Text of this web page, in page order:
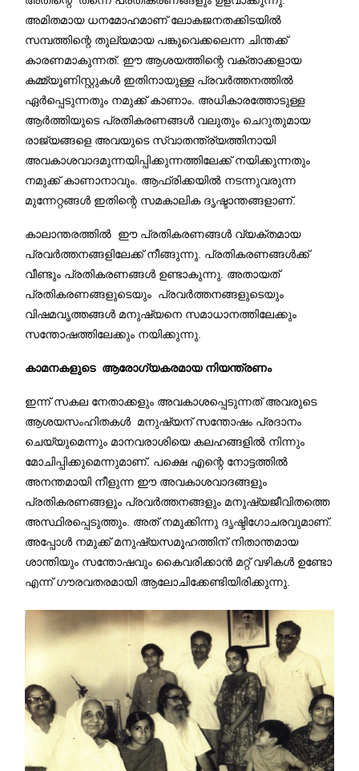
അമിതമായ ധനമോഹമാണ് ലോകജനതക്കിടയില്‍
സമ്പത്തിന്റെ തുല്യമായ പങ്കുവെക്കലെന്ന ചിന്തക്ക്
കാരണമാകുന്നത്. ഈ ആശയത്തിന്റെ വക്താക്കളായ
കമ്മ്യൂണിസ്റ്റുകള്‍ ഇതിനായുള്ള പ്രവര്‍ത്തനത്തില്‍
ഏര്‍പ്പെടുന്നതും നമുക്ക് കാണാം. അധികാരത്തോടുള്ള
ആര്‍ത്തിയുടെ പ്രതികരണങ്ങള്‍ വലുതും ചെറുതുമായ
രാജ്യങ്ങളെ അവയുടെ സ്വാതന്ത്ര്യത്തിനായി
അവകാശവാദമുന്നയിപ്പിക്കുന്നത്തിലേക്ക് നയിക്കുന്നതും
നമുക്ക് കാണാനാവും. ആഫ്രിക്കയില്‍ നടന്നുവരുന്ന
മുന്നേറ്റങ്ങള്‍ ഇതിന്റെ സമകാലിക ദൃഷ്ടാന്തങ്ങളാണ്.
കാലാന്തരത്തില്‍ ഈ പ്രതികരണങ്ങള്‍ വ്യക്തമായ
പ്രവര്‍ത്തനങ്ങളിലേക്ക് നീങ്ങുന്നു. പ്രതികരണങ്ങള്‍ക്ക്
വീണ്ടും പ്രതികരണങ്ങള്‍ ഉണ്ടാകുന്നു. അതായത്
പ്രതികരണങ്ങളുടെയും പ്രവര്‍ത്തനങ്ങളുടെയും
വിഷമവൃത്തങ്ങള്‍ മനുഷ്യനെ സമാധാനത്തിലേക്കും
സന്തോഷത്തിലേക്കും നയിക്കുന്നു.
കാമനകളുടെ ആരോഗ്യകരമായ നിയന്ത്രണം
ഇന്ന് സകല നേതാക്കളും അവകാശപ്പെടുന്നത് അവരുടെ
ആശയസംഹിതകള്‍ മനുഷ്യന് സന്തോഷം പ്രദാനം
ചെയ്യുമെന്നും മാനവരാശിയെ കലഹങ്ങളില്‍ നിന്നും
മോചിപ്പിക്കുമെന്നുമാണ്. പക്ഷെ എന്റെ നോട്ടത്തില്‍
അനന്തമായി നീളുന്ന ഈ അവകാശവാദങ്ങളും
പ്രതികരണങ്ങളും പ്രവര്‍ത്തനങ്ങളും മനുഷ്യജീവിതത്തെ
അസ്ഥിരപ്പെടുത്തും. അത് നമുക്കിന്നു ദൃഷ്ടിഗോചരവുമാണ്.
അപ്പോള്‍ നമുക്ക് മനുഷ്യസമൂഹത്തിന് നിതാന്തമായ
ശാന്തിയും സന്തോഷവും കൈവരിക്കാന്‍ മറ്റ് വഴികള്‍ ഉണ്ടോ
എന്ന് ഗൗരവതരമായി ആലോചിക്കേണ്ടിയിരിക്കുന്നു.